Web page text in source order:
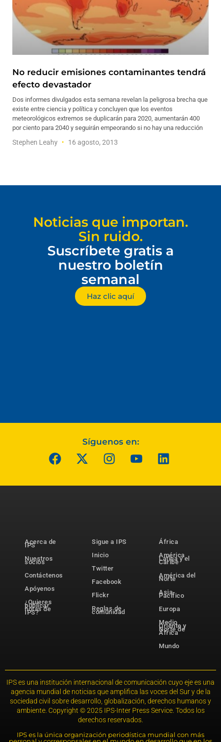
No reducir emisiones contaminantes tendrá
efecto devastador
Dos informes divulgados esta semana revelan la peligrosa brecha que
existe entre ciencia y política y concluyen que los eventos
meteorológicos extremos se duplicarán para 2020, aumentarán 400
por ciento para 2040 y seguirán empeorando si no hay una reducción
Stephen Leahy 16 agosto, 2013
Noticias que importan.
Sin ruido.
Suscríbete gratis a
nuestro boletín
semanal
Haz clic aquí
Síguenos en:
Acerca de
IPS
Nuestros
socios
Contáctenos
Apóyenos
¿Quieres
publicar
notas de
IPS?
Sigue a IPS
Inicio
Twitter
Facebook
Flickr
Reglas de
comunidad
África
América
Latina y el
Caribe
América del
Norte
Asia-
Pacífico
Europa
Medio
Oriente y
Norte de
África
Mundo
IPS es una institución internacional de comunicación cuyo eje es una
agencia mundial de noticias que amplifica las voces del Sur y de la
sociedad civil sobre desarrollo, globalización, derechos humanos y
ambiente. Copyright © 2025 IPS-Inter Press Service. Todos los
derechos reservados.
IPS es la única organización periodística mundial con más